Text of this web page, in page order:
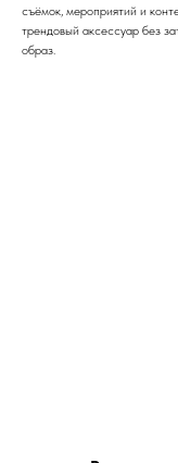
съёмок, мероприятий и
трендовый аксессуар без
образ.